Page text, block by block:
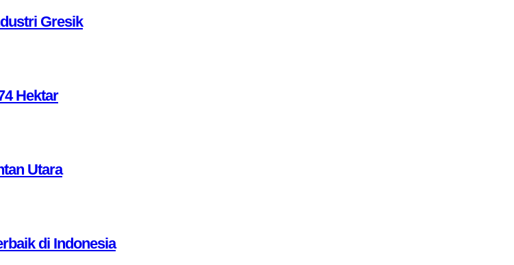
Gresik
Hektar
Utara
di Indonesia